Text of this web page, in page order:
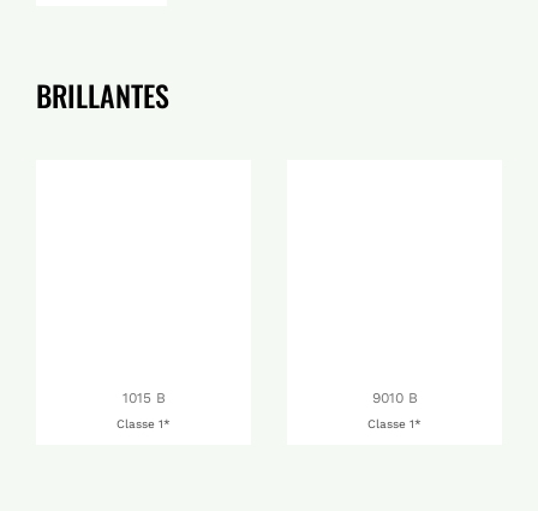
BRILLANTES
1015 B
Classe 1*
9010 B
Classe 1*